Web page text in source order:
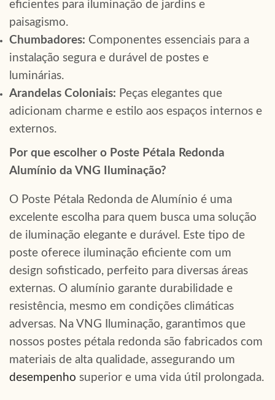
eficientes para iluminação de jardins e
paisagismo.
Chumbadores: Componentes essenciais para a
instalação segura e durável de postes e
luminárias.
Arandelas Coloniais: Peças elegantes que
adicionam charme e estilo aos espaços internos e
externos.
Por que escolher o Poste Pétala Redonda
Alumínio da VNG Iluminação?
O Poste Pétala Redonda de Alumínio é uma
excelente escolha para quem busca uma solução
de iluminação elegante e durável. Este tipo de
poste oferece iluminação eficiente com um
design sofisticado, perfeito para diversas áreas
externas. O alumínio garante durabilidade e
resistência, mesmo em condições climáticas
adversas. Na VNG Iluminação, garantimos que
nossos postes pétala redonda são fabricados com
materiais de alta qualidade, assegurando um
desempenho superior e uma vida útil prolongada.